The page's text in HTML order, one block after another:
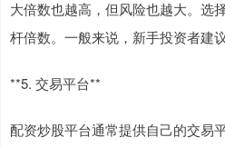
大倍数也越高，但风险也越大。选
杆倍数。一般来说，新手投资者建
**5. 交易平台**
配资炒股平台通常提供自己的交易